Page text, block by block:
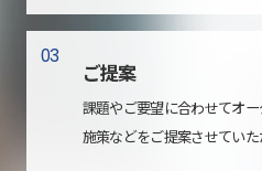
03
ご提案
課題やご要望に合わせてオ
施策などをご提案させていた